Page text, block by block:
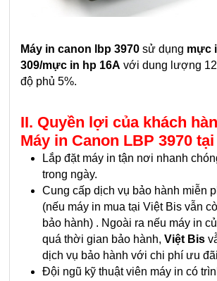
Máy in canon lbp 3970 sử dụng mực
309/mực in hp 16A với dung lượng
độ phủ 5%.
II. Quyền lợi của khách
Máy in Canon LBP 3970
Lắp đặt máy in tận nơi nhanh
trong ngày.
Cung cấp dịch vụ bảo hành miễn
(nếu máy in mua tại Việt Bis vẫn
bảo hành) . Ngoài ra nếu máy in
quá thời gian bảo hành, Việt Bis
dịch vụ bảo hành với chi phí ưu
Đội ngũ kỹ thuật viên máy in có